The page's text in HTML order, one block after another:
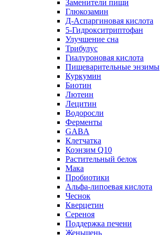
Заменители пищи
Глюкозамин
Д-Аспаргиновая кислота
5-Гидрокситриптофан
Улучшение сна
Трибулус
Гиалуроновая кислота
Пищеварительные энзимы
Куркумин
Биотин
Лютеин
Лецитин
Водоросли
Ферменты
GABA
Клетчатка
Коэнзим Q10
Растительный белок
Мака
Пробиотики
Альфа-липоевая кислота
Чеснок
Кверцетин
Сереноя
Поддержка печени
Женьшень